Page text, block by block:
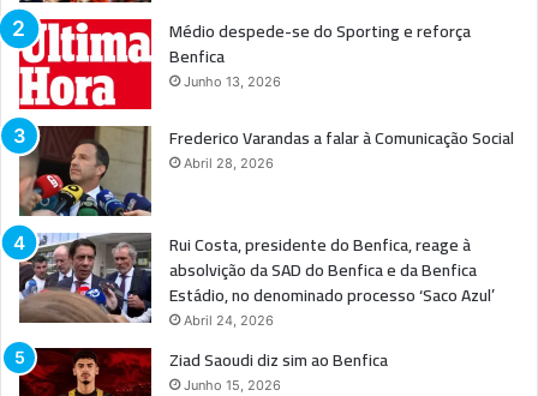
Médio despede-se do Sporting e reforça
Benfica
Junho 13, 2026
Frederico Varandas a falar à Comunicação Social
Abril 28, 2026
Rui Costa, presidente do Benfica, reage à
absolvição da SAD do Benfica e da Benfica
Estádio, no denominado processo ‘Saco Azul’
Abril 24, 2026
Ziad Saoudi diz sim ao Benfica
Junho 15, 2026